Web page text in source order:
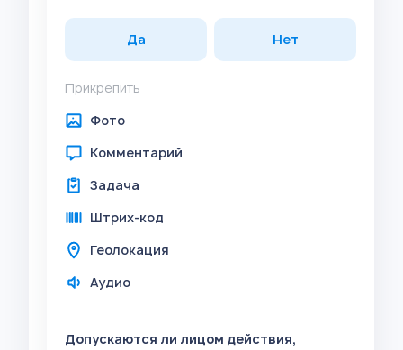
Да Нет
Прикрепить
Фото
Комментарий
Задача
Штрих-код
Геолокация
Аудио
Допускаются ли лицом действия,